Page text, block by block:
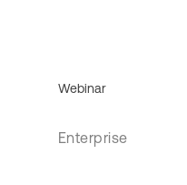
Webinar
Enterprise